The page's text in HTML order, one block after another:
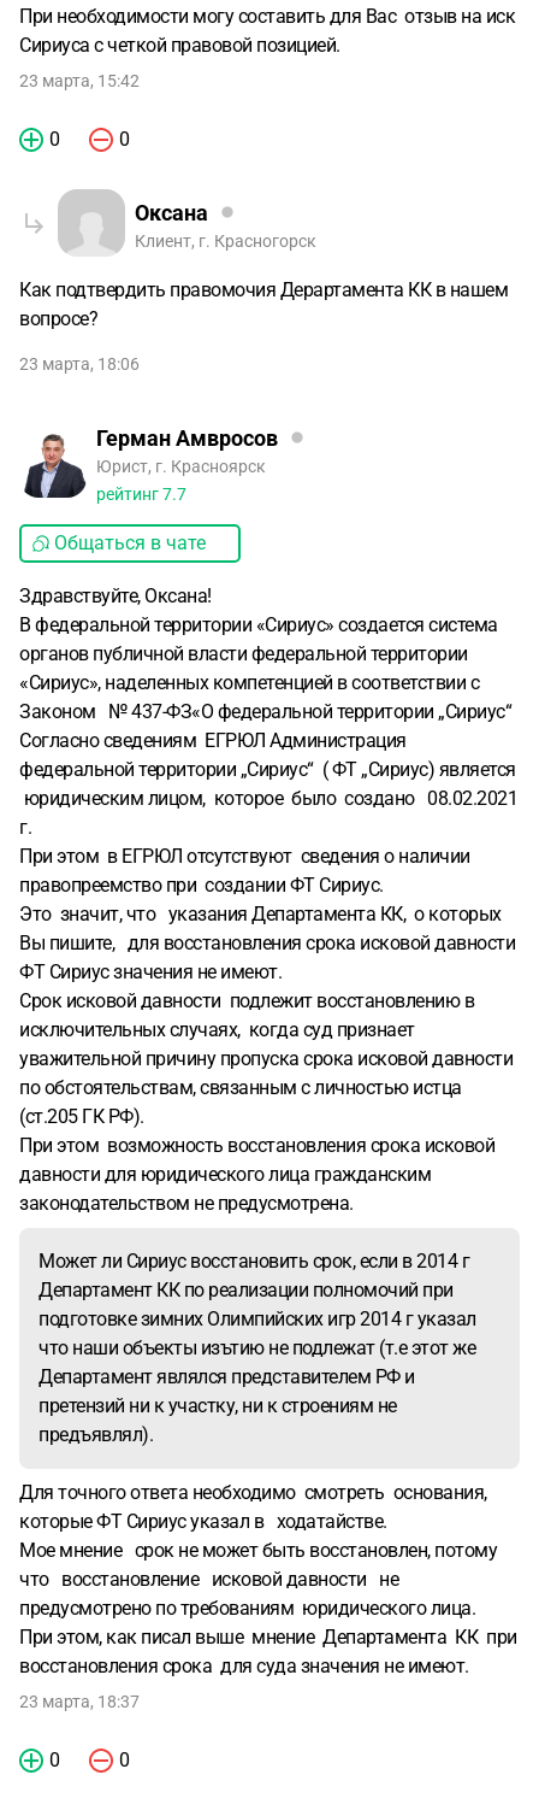
При необходимости могу составить для Вас отзыв на иск
Сириуса с четкой правовой позицией.
23 марта, 15:42
0 0
Оксана
Клиент, г. Красногорск
Как подтвердить правомочия Дерартамента КК в нашем
вопросе?
23 марта, 18:06
Герман Амвросов
Юрист, г. Красноярск
рейтинг7.7
Общаться в чате
Здравствуйте, Оксана!
В федеральной территории «Сириус» создается система
органов публичной власти федеральной территории
«Сириус», наделенных компетенцией в соответствии с
Законом № 437-ФЗ«О федеральной территории „Сириус“
Согласно сведениям ЕГРЮЛ Администрация
федеральной территории „Сириус“ ( ФТ „Сириус) является
юридическим лицом, которое было создано 08.02.2021
г.
При этом в ЕГРЮЛ отсутствуют сведения о наличии
правопреемство при создании ФТ Сириус.
Это значит, что указания Департамента КК, о которых
Вы пишите, для восстановления срока исковой давности
ФТ Сириус значения не имеют.
Срок исковой давности подлежит восстановлению в
исключительных случаях, когда суд признает
уважительной причину пропуска срока исковой давности
по обстоятельствам, связанным с личностью истца
(ст.205 ГК РФ).
При этом возможность восстановления срока исковой
давности для юридического лица гражданским
законодательством не предусмотрена.
Может ли Сириус восстановить срок, если в 2014 г
Департамент КК по реализации полномочий при
подготовке зимних Олимпийских игр 2014 г указал
что наши объекты изътию не подлежат (т.е этот же
Департамент являлся представителем РФ и
претензий ни к участку, ни к строениям не
предъявлял).
Для точного ответа необходимо смотреть основания,
которые ФТ Сириус указал в ходатайстве.
Мое мнение срок не может быть восстановлен, потому
что восстановление исковой давности не
предусмотрено по требованиям юридического лица.
При этом, как писал выше мнение Департамента КК при
восстановления срока для суда значения не имеют.
23 марта, 18:37
0 0